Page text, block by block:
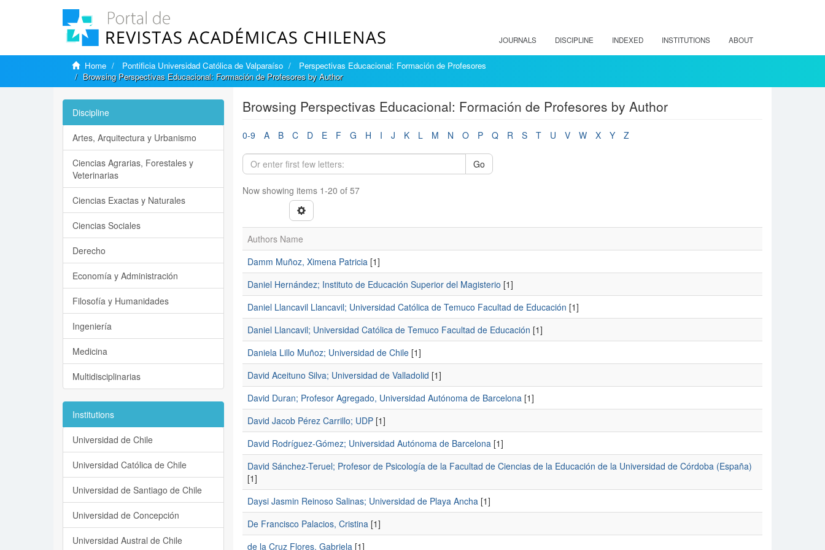
JOURNALS DISCIPLINE INDEXED INSTITUTIONS ABOUT
Home Pontificia Universidad Católica de Valparaíso
Perspectivas Educacional: Formación de Profesores
Browsing Perspectivas Educacional: Formación de Profesores by Author
Browsing Perspectivas Educacional: Formación de Profesores by Author
0-9 A B C D E F G H I J K L M N O P Q R S T U V W X Y Z
Go
Now showing items 1-20 of 57
Authors Name
Damm Muñoz, Ximena Patricia[1]
Daniel Hernández; Instituto de Educación Superior del Magisterio [1]
Daniel Llancavil Llancavil; Universidad Católica de Temuco Facultad de Educación [1]
Daniel Llancavil; Universidad Católica de Temuco Facultad de Educación [1]
Daniela Lillo Muñoz; Universidad de Chile[1]
David Aceituno Silva; Universidad de Valladolid [1]
David Duran; Profesor Agregado, Universidad Autónoma de Barcelona[1]
David Jacob Pérez Carrillo; UDP[1]
David Rodríguez-Gómez; Universidad Autónoma de Barcelona[1]
David Sánchez-Teruel; Profesor de Psicología de la Facultad de Ciencias de la Educación de la Universidad de Córdoba (España)
[1]
Daysi Jasmin Reinoso Salinas; Universidad de Playa Ancha[1]
De Francisco Palacios, Cristina[1]
de la Cruz Flores, Gabriela[1]
Discipline
Artes, Arquitectura y Urbanismo
Ciencias Agrarias, Forestales y
Veterinarias
Ciencias Exactas y Naturales
Ciencias Sociales
Derecho
Economía y Administración
Filosofía y Humanidades
Ingeniería
Medicina
Multidisciplinarias
Institutions
Universidad de Chile
Universidad Católica de Chile
Universidad de Santiago de Chile
Universidad de Concepción
Universidad Austral de Chile